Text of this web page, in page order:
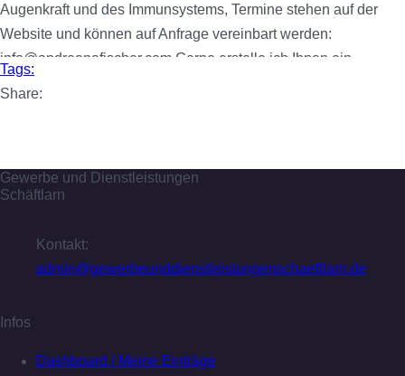
Augenkraft und des Immunsystems, Termine stehen auf der
Website und können auf Anfrage vereinbart werden:
info@andreanafischer.com Gerne erstelle ich Ihnen ein
Tags:
Share:
Gewerbe und Dienstleistungen
Schäftlarn
Kontakt:
admin@gewerbeunddienstleistungenschaeftlarn.de
Infos
Dashboard / Meine Einträge